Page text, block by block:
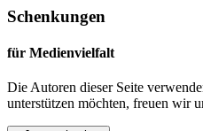
Schenkungen
für Medienvielfalt
Die Autoren dieser Seite
unterstützen möchten, freuen wir